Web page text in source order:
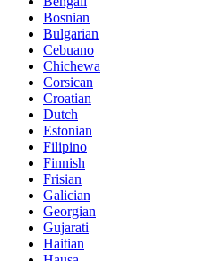
Bosnian
Bulgarian
Cebuano
Chichewa
Corsican
Croatian
Dutch
Estonian
Filipino
Finnish
Frisian
Galician
Georgian
Gujarati
Haitian